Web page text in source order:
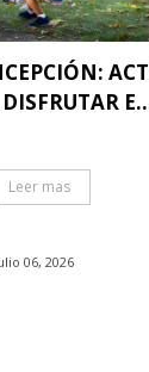
Leer mas
06, 2026